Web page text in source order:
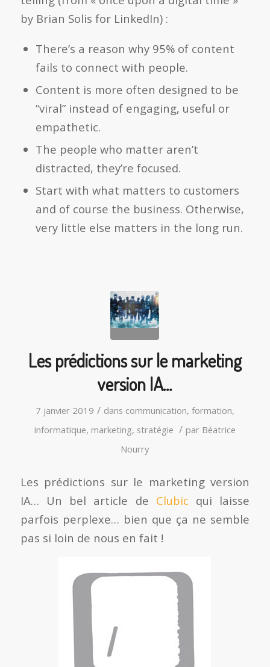
by Brian Solis for LinkedIn) :
There’s a reason why 95% of content
fails to connect with people.
Content is more often designed to be
“viral” instead of engaging, useful or
empathetic.
The people who matter aren’t
distracted, they’re focused.
Start with what matters to customers
and of course the business. Otherwise,
very little else matters in the long run.
Les prédictions sur le marketing
version IA…
7 janvier 2019 / dans communication, formation,
informatique, marketing, stratégie / par Béatrice
Nourry
Les prédictions sur le marketing version
IA… Un bel article de Clubic qui laisse
parfois perplexe… bien que ça ne semble
pas si loin de nous en fait !